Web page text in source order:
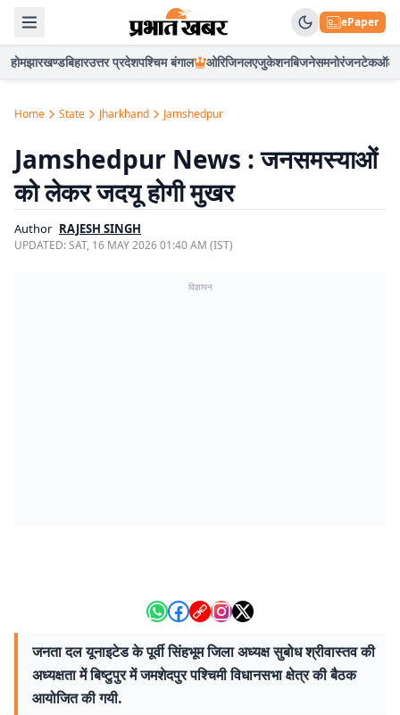
ePaper
होमझारखण्डबिहारउत्तर प्रदेशपश्चिम बंगाल ओरिजिनलएजुकेशनबिजनेसमनोरंजनटेकऑटो
Home State Jharkhand Jamshedpur
Jamshedpur News : जनसमस्याओं
को लेकर जदयू होगी मुखर
Author RAJESH SINGH
UPDATED:SAT, 16 MAY 2026 01:40 AM (IST)
विज्ञापन
जनता दल यूनाइटेड के पूर्वी सिंहभूम जिला अध्यक्ष सुबोध श्रीवास्तव की
अध्यक्षता में बिष्टुपुर में जमशेदपुर पश्चिमी विधानसभा क्षेत्र की बैठक
आयोजित की गयी.